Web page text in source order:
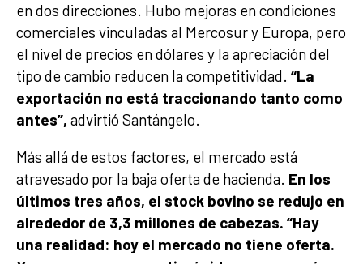
en dos direcciones. Hubo mejoras en condiciones
comerciales vinculadas al Mercosur y Europa, pero
el nivel de precios en dólares y la apreciación del
tipo de cambio reducen la competitividad. “La
exportación no está traccionando tanto como
antes”, advirtió Santángelo.
Más allá de estos factores, el mercado está
atravesado por la baja oferta de hacienda. En los
últimos tres años, el stock bovino se redujo en
alrededor de 3,3 millones de cabezas. “Hay
una realidad: hoy el mercado no tiene oferta.